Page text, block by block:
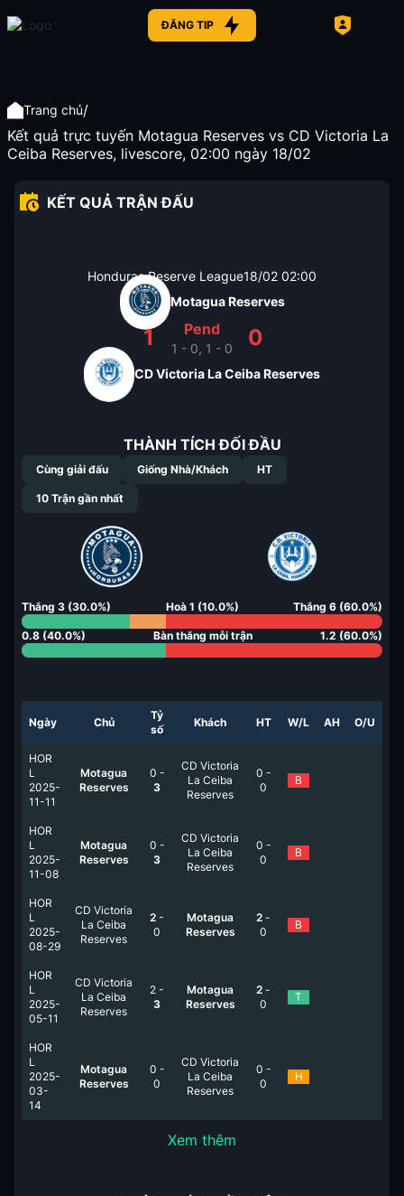
ĐĂNG TIP
Trang chủ/
Kết quả trực tuyến Motagua Reserves vs CD Victoria La
Ceiba Reserves, livescore, 02:00 ngày 18/02
KẾT QUẢ TRẬN ĐẤU
Honduras Reserve League18/02 02:00
Motagua Reserves
1 Pend
1 - 0, 1 - 0 0
CD Victoria La Ceiba Reserves
THÀNH TÍCH ĐỐI ĐẦU
Cùng giải đấu Giống Nhà/Khách HT
10 Trận gần nhất
Thắng 3 (30.0%) Hoà 1 (10.0%) Thắng 6 (60.0%)
0.8 (40.0%) Bàn thắng mỗi trận 1.2 (60.0%)
Ngày Chủ
Tỷ
số
Khách HT W/L AH O/U
HOR
L
2025-
11-11
Motagua
Reserves
0 -
3
CD Victoria
La Ceiba
Reserves
0 -
0
B
HOR
L
2025-
11-08
Motagua
Reserves
0 -
3
CD Victoria
La Ceiba
Reserves
0 -
0
B
HOR
L
2025-
08-29
CD Victoria
La Ceiba
Reserves
2 -
0
Motagua
Reserves
2 -
0
B
HOR
L
2025-
05-11
CD Victoria
La Ceiba
Reserves
2 -
3
Motagua
Reserves
2 -
0
T
HOR
L
2025-
03-
14
Motagua
Reserves
0 -
0
CD Victoria
La Ceiba
Reserves
0 -
0
H
Xem thêm